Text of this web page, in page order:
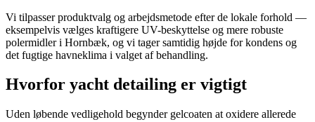
Vi tilpasser produktvalg og arbejdsmetode efter de lokale forhold —
eksempelvis vælges kraftigere UV-beskyttelse og mere robuste
polermidler i Hornbæk, og vi tager samtidig højde for kondens og
det fugtige havneklima i valget af behandling.
Hvorfor yacht detailing er vigtigt
Uden løbende vedligehold begynder gelcoaten at oxidere allerede